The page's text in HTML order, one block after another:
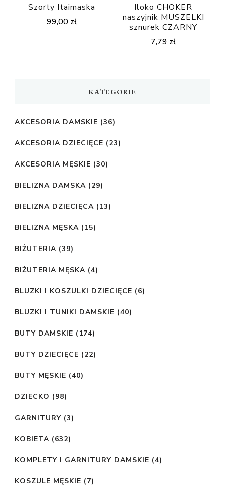
Szorty Itaimaska
99,00 zł
Iloko CHOKER
naszyjnik MUSZELKI
sznurek CZARNY
7,79 zł
KATEGORIE
AKCESORIA DAMSKIE (36)
AKCESORIA DZIECIĘCE (23)
AKCESORIA MĘSKIE (30)
BIELIZNA DAMSKA (29)
BIELIZNA DZIECIĘCA (13)
BIELIZNA MĘSKA (15)
BIŻUTERIA (39)
BIŻUTERIA MĘSKA (4)
BLUZKI I KOSZULKI DZIECIĘCE (6)
BLUZKI I TUNIKI DAMSKIE (40)
BUTY DAMSKIE (174)
BUTY DZIECIĘCE (22)
BUTY MĘSKIE (40)
DZIECKO (98)
GARNITURY (3)
KOBIETA (632)
KOMPLETY I GARNITURY DAMSKIE (4)
KOSZULE MĘSKIE (7)